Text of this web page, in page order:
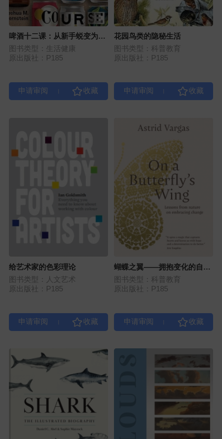
啤酒十二课：从新手蜕变为大
师
图书类型：生活健康
原出版社：P185
花园鸟类的隐秘生活
图书类型：科普教育
原出版社：P185
给艺术家的色彩理论
图书类型：人文艺术
原出版社：P185
蝴蝶之翼——拥抱变化的自然
启示
图书类型：科普教育
原出版社：P185